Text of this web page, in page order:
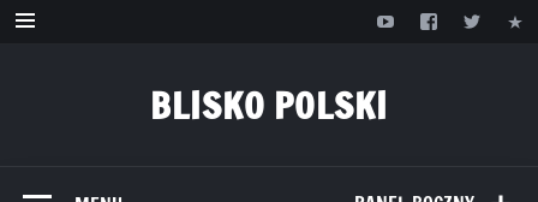
Przejdź
BLISKO POLSKI